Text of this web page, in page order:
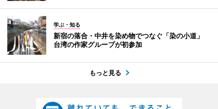
学ぶ・知る
新宿の落合・中井を染め物でつなぐ「染の小道」
台湾の作家グループが初参加
もっと見る